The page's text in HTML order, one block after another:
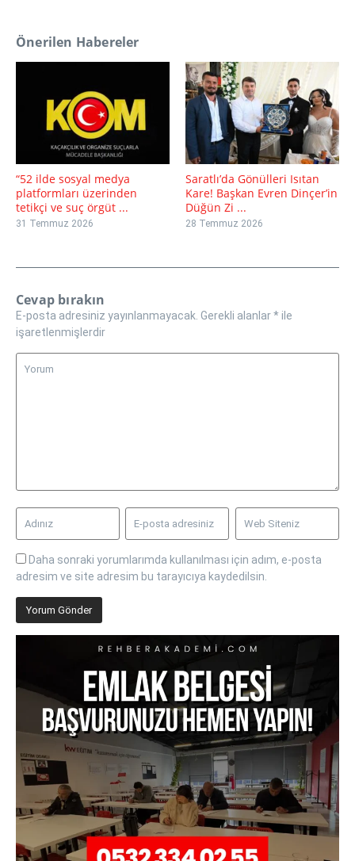
Önerilen Habereler
“52 ilde sosyal medya
platformları üzerinden
tetikçi ve suç örgüt ...
31 Temmuz 2026
Saratlı’da Gönülleri Isıtan
Kare! Başkan Evren Dinçer’in
Düğün Zi ...
28 Temmuz 2026
Cevap bırakın
E-posta adresiniz yayınlanmayacak. Gerekli alanlar*ile
işaretlenmişlerdir
Daha sonraki yorumlarımda kullanılması için adım, e-posta
adresim ve site adresim bu tarayıcıya kaydedilsin.